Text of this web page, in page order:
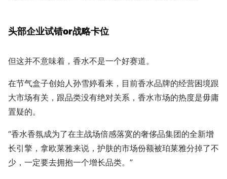
头部企业试错or战略卡位
但这并不意味着，香水不是一个好赛道。
在节气盒子创始人孙雪婷看来，目前香水品牌的经营困境跟
大市场有关，跟品类没有绝对关系，香水市场的热度是毋庸
置疑的。
“香水香氛成为了在主战场倍感落寞的奢侈品集团的全新增
长引擎，拿欧莱雅来说，护肤的市场份额被珀莱雅分掉了不
少，一定要去拥抱一个增长品类。”